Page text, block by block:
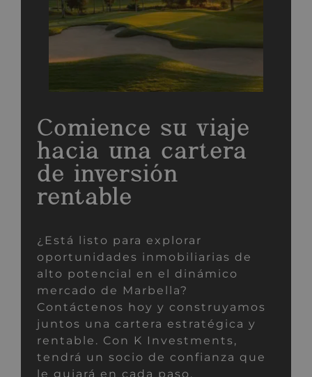
Comience su viaje
hacia una cartera
de inversión
rentable
¿Está listo para explorar
oportunidades inmobiliarias de
alto potencial en el dinámico
mercado de Marbella?
Contáctenos hoy y construyamos
juntos una cartera estratégica y
rentable. Con K Investments,
tendrá un socio de confianza que
le guiará en cada paso,